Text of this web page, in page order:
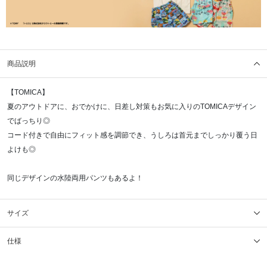
商品説明
【TOMICA】
夏のアウトドアに、おでかけに、日差し対策もお気に入りのTOMICAデザイン
でばっちり◎
コード付きで自由にフィット感を調節でき、うしろは首元までしっかり覆う日
よけも◎
同じデザインの水陸両用パンツもあるよ！
サイズ
仕様